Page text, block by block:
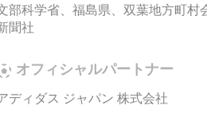
部科学省、福島県、双葉地方町
聞社
オフィシャルパートナー
ディダス ジャパン 株式会社